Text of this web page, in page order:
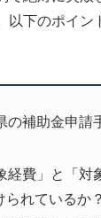
以下のポイン
の補助金申請
経費」と「対
られているか？